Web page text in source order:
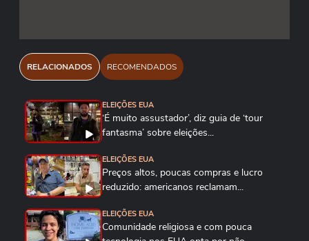
Jabin Botsford/The Washington Post via Getty
Images
Ash Ponders for The Washington Post via Getty
Images
Anna Moneymaker/Getty Images
RELACIONADOS RECOMENDADOS
ELEIÇÕES EUA
‘É muito assustador’, diz guia de ‘tour
fantasma’ sobre eleições...
ELEIÇÕES EUA
Preços altos, poucas compras e lucro
reduzido: americanos reclamam...
ELEIÇÕES EUA
Comunidade religiosa e com pouca